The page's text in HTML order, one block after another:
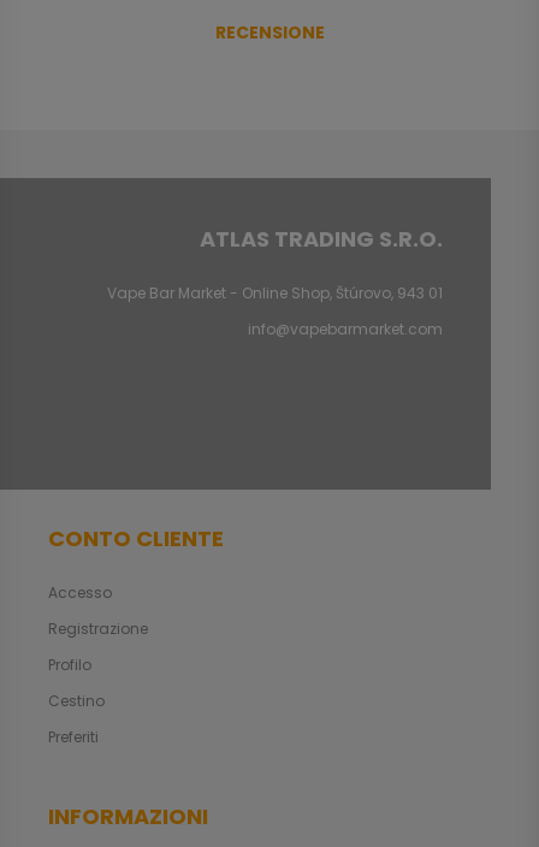
RECENSIONE
ATLAS TRADING S.R.O.
Vape Bar Market - Online Shop, Štúrovo, 943 01
info@vapebarmarket.com
CONTO CLIENTE
Accesso
Registrazione
Profilo
Cestino
Preferiti
INFORMAZIONI